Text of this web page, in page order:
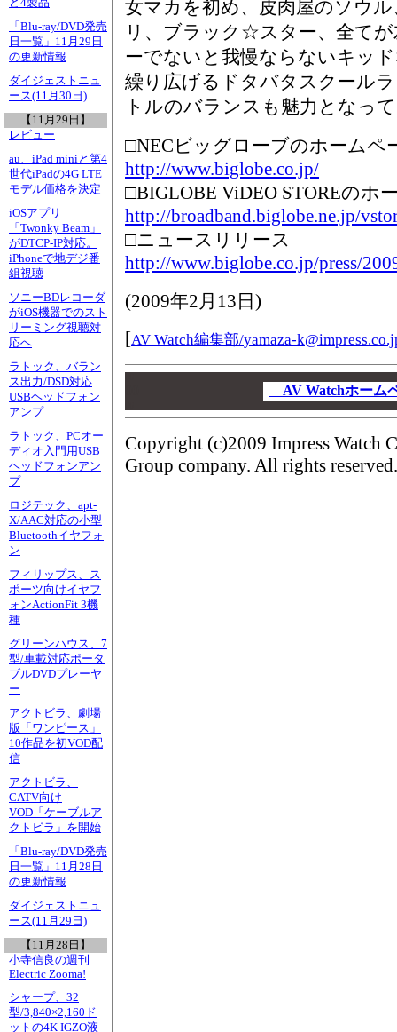
ど4製品
「Blu-ray/DVD発売
日一覧」11月29日
の更新情報
ダイジェストニュ
ース(11月30日)
【11月29日】
レビュー
au、iPad miniと第4
世代iPadの4G LTE
モデル価格を決定
iOSアプリ
「Twonky Beam」
がDTCP-IP対応。
iPhoneで地デジ番
組視聴
ソニーBDレコーダ
がiOS機器でのスト
リーミング視聴対
応へ
ラトック、バラン
ス出力/DSD対応
USBヘッドフォン
アンプ
ラトック、PCオー
ディオ入門用USB
ヘッドフォンアン
プ
ロジテック、apt-
X/AAC対応の小型
Bluetoothイヤフォ
ン
フィリップス、ス
ポーツ向けイヤフ
ォンActionFit 3機
種
グリーンハウス、7
型/車載対応ポータ
ブルDVDプレーヤ
ー
アクトビラ、劇場
版「ワンピース」
10作品を初VOD配
信
アクトビラ、
CATV向け
VOD「ケーブルア
クトビラ」を開始
「Blu-ray/DVD発売
日一覧」11月28日
の更新情報
ダイジェストニュ
ース(11月29日)
【11月28日】
小寺信良の週刊
Electric Zooma!
シャープ、32
型/3,840×2,160ド
ットの4K IGZO液
女マカを初め、皮肉屋のソウ
リ、ブラック☆スター、全て
ーでないと我慢ならないキッ
繰り広げるドタバタスクール
トルのバランスも魅力となっ
□NECビッグローブのホームペ
http://www.biglobe.co.jp/
□BIGLOBE ViDEO STOREのホ
http://broadband.biglobe.ne.jp/
□ニュースリリース
http://www.biglobe.co.jp/press/
(2009年2月13日 )
[AV Watch編集部/yamaza-
AV Watchホー
Copyright (c)2009 Impress Watch
Group company. All rights reserved.